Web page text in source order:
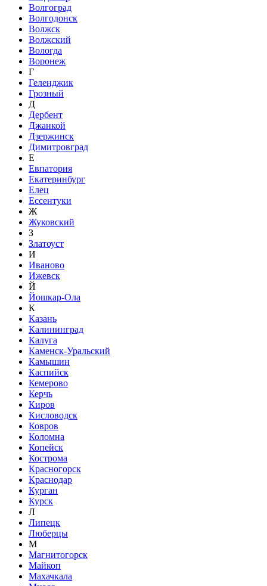
Волгоград
Волгодонск
Волжск
Волжский
Вологда
Воронеж
Г
Геленджик
Грозный
Д
Дербент
Джанкой
Дзержинск
Димитровград
Е
Евпатория
Екатеринбург
Елец
Ессентуки
Ж
Жуковский
З
Златоуст
И
Иваново
Ижевск
Й
Йошкар-Ола
К
Казань
Калининград
Калуга
Каменск-Уральский
Камышин
Каспийск
Кемерово
Керчь
Киров
Кисловодск
Ковров
Коломна
Копейск
Кострома
Красногорск
Краснодар
Курган
Курск
Л
Липецк
Люберцы
М
Магнитогорск
Майкоп
Махачкала